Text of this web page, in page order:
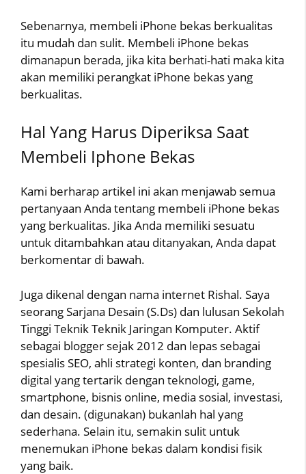
Sebenarnya, membeli iPhone bekas berkualitas
itu mudah dan sulit. Membeli iPhone bekas
dimanapun berada, jika kita berhati-hati maka kita
akan memiliki perangkat iPhone bekas yang
berkualitas.
Hal Yang Harus Diperiksa Saat
Membeli Iphone Bekas
Kami berharap artikel ini akan menjawab semua
pertanyaan Anda tentang membeli iPhone bekas
yang berkualitas. Jika Anda memiliki sesuatu
untuk ditambahkan atau ditanyakan, Anda dapat
berkomentar di bawah.
Juga dikenal dengan nama internet Rishal. Saya
seorang Sarjana Desain (S.Ds) dan lulusan Sekolah
Tinggi Teknik Teknik Jaringan Komputer. Aktif
sebagai blogger sejak 2012 dan lepas sebagai
spesialis SEO, ahli strategi konten, dan branding
digital yang tertarik dengan teknologi, game,
smartphone, bisnis online, media sosial, investasi,
dan desain. (digunakan) bukanlah hal yang
sederhana. Selain itu, semakin sulit untuk
menemukan iPhone bekas dalam kondisi fisik
yang baik.